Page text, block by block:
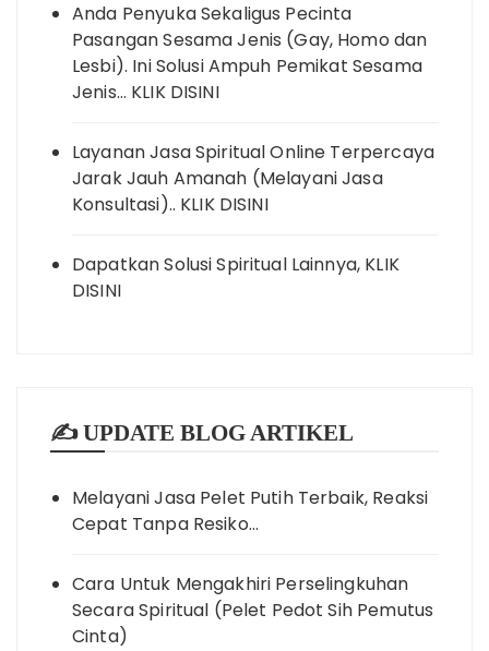
Anda Penyuka Sekaligus Pecinta
Pasangan Sesama Jenis (Gay, Homo dan
Lesbi). Ini Solusi Ampuh Pemikat Sesama
Jenis… KLIK DISINI
Layanan Jasa Spiritual Online Terpercaya
Jarak Jauh Amanah (Melayani Jasa
Konsultasi).. KLIK DISINI
Dapatkan Solusi Spiritual Lainnya, KLIK
DISINI
✍️ UPDATE BLOG ARTIKEL
Melayani Jasa Pelet Putih Terbaik, Reaksi
Cepat Tanpa Resiko…
Cara Untuk Mengakhiri Perselingkuhan
Secara Spiritual (Pelet Pedot Sih Pemutus
Cinta)